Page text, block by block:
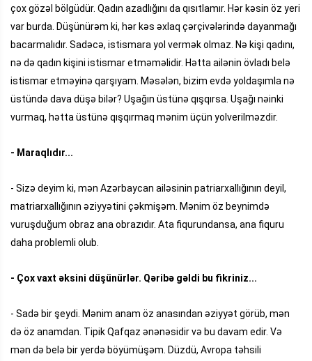
çox gözəl bölgüdür. Qadın azadlığını da qısıtlamır. Hər kəsin öz yeri
var burda. Düşünürəm ki, hər kəs əxlaq çərçivələrində dayanmağı
bacarmalıdır. Sadəcə, istismara yol vermək olmaz. Nə kişi qadını,
nə də qadın kişini istismar etməməlidir. Hətta ailənin övladı belə
istismar etməyinə qarşıyam. Məsələn, bizim evdə yoldaşımla nə
üstündə dava düşə bilər? Uşağın üstünə qışqırsa. Uşağı nəinki
vurmaq, hətta üstünə qışqırmaq mənim üçün yolverilməzdir.
- Maraqlıdır...
- Sizə deyim ki, mən Azərbaycan ailəsinin patriarxallığının deyil,
matriarxallığının əziyyətini çəkmişəm. Mənim öz beynimdə
vuruşduğum obraz ana obrazıdır. Ata fiqurundansa, ana fiquru
daha problemli olub.
- Çox vaxt əksini düşünürlər. Qəribə gəldi bu fikriniz...
- Sadə bir şeydi. Mənim anam öz anasından əziyyət görüb, mən
də öz anamdan. Tipik Qafqaz ənənəsidir və bu davam edir. Və
mən də belə bir yerdə böyümüşəm. Düzdü, Avropa təhsili